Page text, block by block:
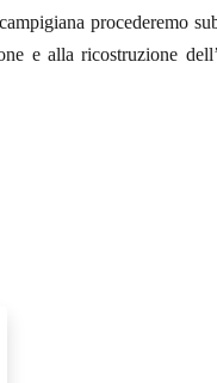
procederemo
e alla ricostruzione